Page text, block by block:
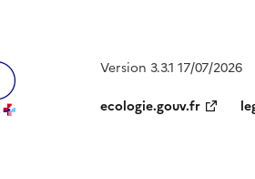
Version 3.3.1 17/07/2026
ecologie.gouv.fr